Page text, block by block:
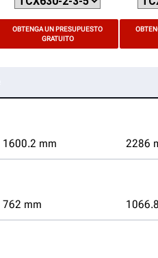
OBTENGA UN PRESUPUESTO
GRATUITO
1600.2 mm 2286
762 mm